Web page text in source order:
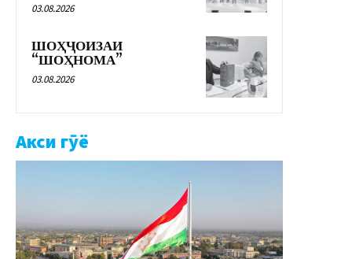
03.08.2026
ШОҲҶОИЗАИ
“ШОҲНОМА”
03.08.2026
Акси гӯё